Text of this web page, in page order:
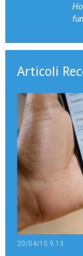
Articoli
20/04/15 9:13